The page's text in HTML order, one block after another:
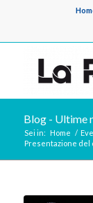
Blog - Ultime
Sei in: Home /
Presentazione del